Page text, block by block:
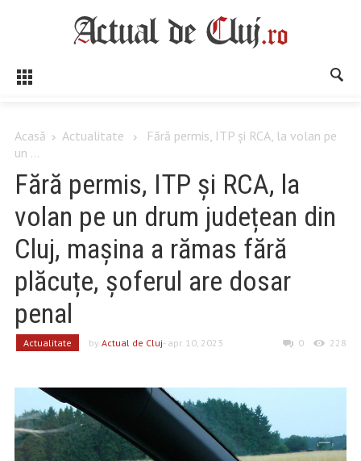
Acasă Actualitate
Fără permis, ITP și RCA, la volan pe
un ...
Fără permis, ITP și RCA, la
volan pe un drum județean din
Cluj, mașina a rămas fără
plăcuțe, șoferul are dosar
penal
Actualitate by Actual de Cluj- apr. 10, 2023 0 228